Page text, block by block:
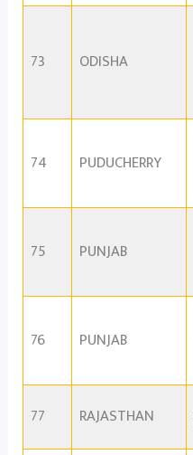
73 ODISHA
74 PUDUCHERRY
75 PUNJAB
76 PUNJAB
77 RAJASTHAN